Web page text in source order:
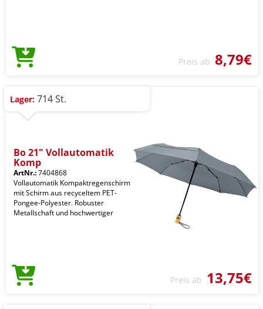
Preis ab 8,79€
Lager: 714 St.
Bo 21" Vollautomatik
Komp
ArtNr.:7404868
Vollautomatik Kompaktregenschirm
mit Schirm aus recyceltem PET-
Pongee-Polyester. Robuster
Metallschaft und hochwertiger
Preis ab 13,75€